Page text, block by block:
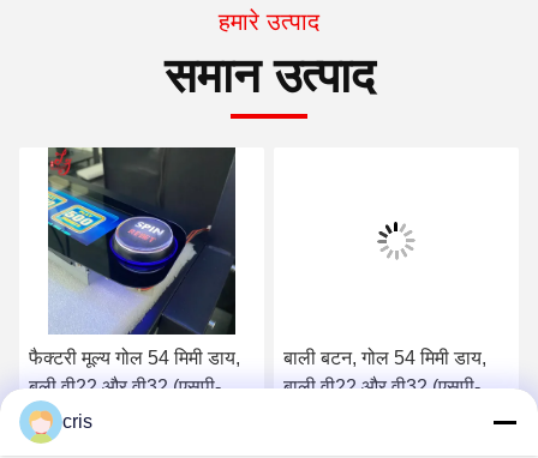
हमारे उत्पाद
समान उत्पाद
फैक्टरी मूल्य गोल 54 मिमी डाय,
बली वी22 और वी32 (एसपी-
आरएनडी-बली) बली बटन बिक्री
के लिए
बाली बटन, गोल 54 मिमी डाय,
बाली वी22 और वी32 (एसपी-
cris